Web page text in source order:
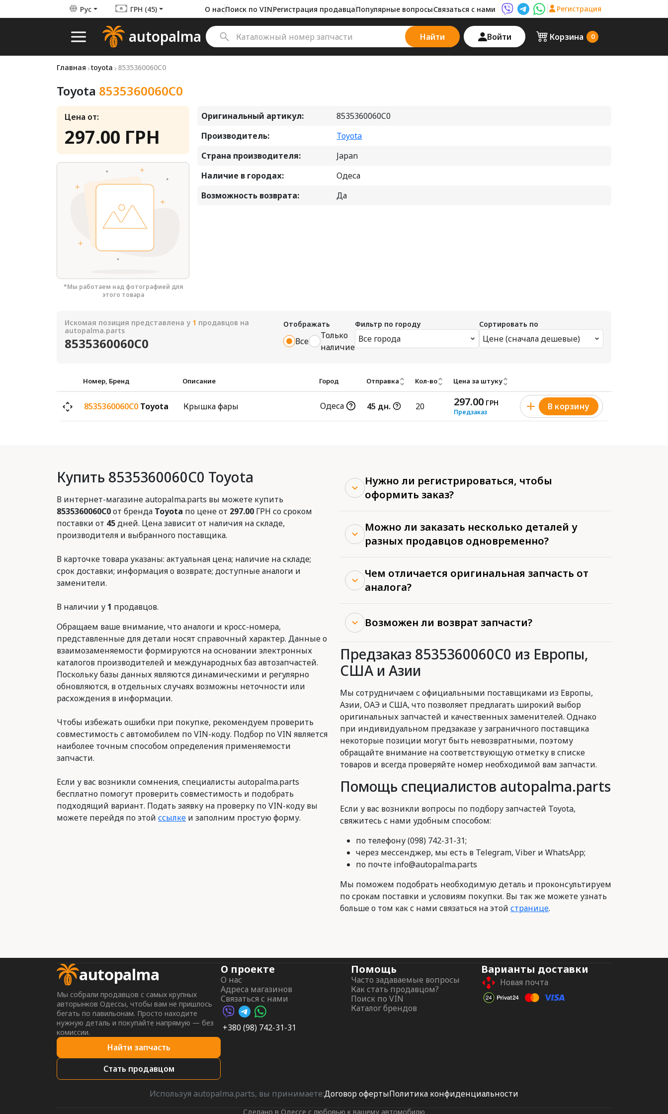
Рус ГРН (45) О насПоиск по VINРегистрация продавцаПопулярные вопросыСвязаться с нами Viber AutoPalma
Telegram AutoPalma
WhatsApp AutoPalma
Регистрация
autopalma Найти Войти Корзина 0
Главная toyota 8535360060C0
Toyota 8535360060C0
Цена от:
297.00 ГРН
*Мы работаем над фотографией для
этого товара
Оригинальный артикул:
8535360060C0
Производитель:
Toyota
Страна производителя:
Japan
Наличие в городах:
Одеса
Возможность возврата:
Да
Искомая позиция представлена у 1 продавцов на
autopalma.parts
8535360060C0
Отображать
Все
Только
наличие
Фильтр по городу
Все города
Сортировать по
Цене (сначала дешевые)
Номер, Бренд Описание Город Отправка Кол-во Цена за штуку
8535360060C0 Toyota Крышка фары Одеса 45 дн. 20 297.00 ГРН
Предзаказ
В корзину
Купить 8535360060C0 Toyota
В интернет-магазине autopalma.parts вы можете купить
8535360060C0от бренда Toyota по цене от 297.00 ГРН со сроком
поставки от 45дней. Цена зависит от наличия на складе,
производителя и выбранного поставщика.
В карточке товара указаны: актуальная цена; наличие на складе;
срок доставки; информация о возврате; доступные аналоги и
заменители.
В наличии у 1 продавцов.
Обращаем ваше внимание, что аналоги и кросс-номера,
представленные для детали носят справочный характер. Данные о
взаимозаменяемости формируются на основании электронных
каталогов производителей и международных баз автозапчастей.
Поскольку базы данных являются динамическими и регулярно
обновляются, в отдельных случаях возможны неточности или
расхождения в информации.
Чтобы избежать ошибки при покупке, рекомендуем проверить
совместимость с автомобилем по VIN-коду. Подбор по VIN является
наиболее точным способом определения применяемости
запчасти.
Если у вас возникли сомнения, специалисты autopalma.parts
бесплатно помогут проверить совместимость и подобрать
подходящий вариант. Подать заявку на проверку по VIN-коду вы
можете перейдя по этой ссылке и заполним простую форму.
Нужно ли регистрироваться, чтобы
оформить заказ?
Можно ли заказать несколько деталей у
разных продавцов одновременно?
Чем отличается оригинальная запчасть от
аналога?
Возможен ли возврат запчасти?
Предзаказ 8535360060C0 из Европы,
США и Азии
Мы сотрудничаем с официальными поставщиками из Европы,
Азии, ОАЭ и США, что позволяет предлагать широкий выбор
оригинальных запчастей и качественных заменителей. Однако
при индивидуальном предзаказе у заграничного поставщика
некоторые позиции могут быть невозвратными, поэтому
обращайте внимание на соответствующую отметку в списке
товаров и всегда проверяйте номер необходимой вам запчасти.
Помощь специалистов autopalma.parts
Если у вас возникли вопросы по подбору запчастей Toyota,
свяжитесь с нами удобным способом:
по телефону (098) 742-31-31;
через мессенджер, мы есть в Telegram, Viber и WhatsApp;
по почте info@autopalma.parts
Мы поможем подобрать необходимую деталь и проконсультируем
по срокам поставки и условиям покупки. Вы так же можете узнать
больше о том как с нами связаться на этой странице.
autopalma
Мы собрали продавцов с самых крупных
авторынков Одессы, чтобы вам не пришлось
бегать по павильонам. Просто находите
нужную деталь и покупайте напрямую — без
комиссии.
Найти запчасть
Стать продавцом
О проекте
О нас
Адреса магазинов
Связаться с нами
Viber AutoPalma
Telegram AutoPalma
WhatsApp AutoPalma
+380 (98) 742-31-31
Помощь
Часто задаваемые вопросы
Как стать продавцом?
Поиск по VIN
Каталог брендов
Варианты доставки
Новая почта
Используя autopalma.parts, вы принимаете:Договор офертыПолитика конфиденциальности
Сделано в Одессе с любовью к вашему автомобилю